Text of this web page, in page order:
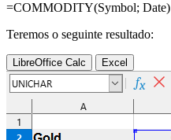
=COMMODITY(Symbol; Date)
Teremos o seguinte resultado:
LibreOffice Calc Excel